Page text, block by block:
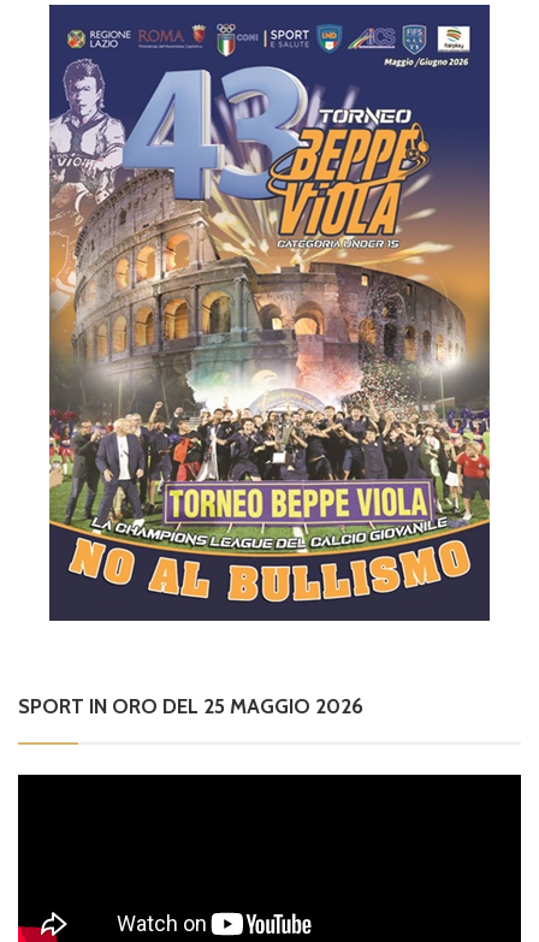
SPORT IN ORO DEL 25 MAGGIO 2026